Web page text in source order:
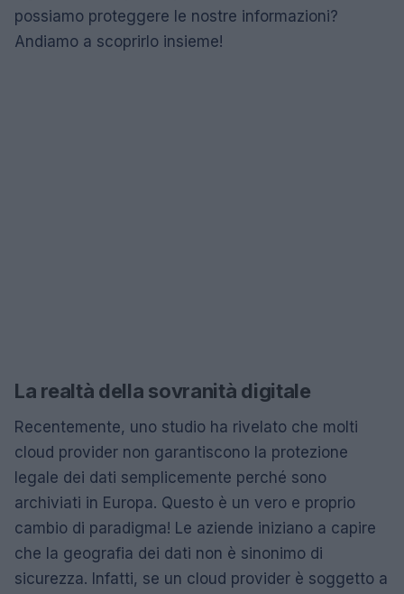
possiamo proteggere le nostre informazioni?
Andiamo a scoprirlo insieme!
La realtà della sovranità digitale
Recentemente, uno studio ha rivelato che molti
cloud provider non garantiscono la protezione
legale dei dati semplicemente perché sono
archiviati in Europa. Questo è un vero e proprio
cambio di paradigma! Le aziende iniziano a capire
che la geografia dei dati non è sinonimo di
sicurezza. Infatti, se un cloud provider è soggetto a